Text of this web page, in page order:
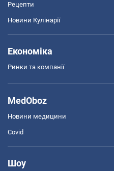
Рецепти
Новини Кулінарії
Економіка
Ринки та компанії
MedOboz
Новини медицини
Covid
Шоу